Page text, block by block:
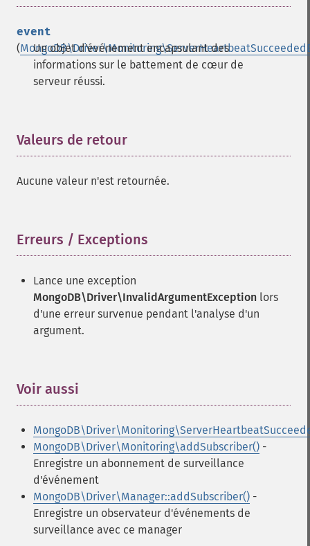
event
(
Un objet d'événement encapsulant des
informations sur le battement de cœur de
serveur réussi.
Valeurs de retour
Aucune valeur n'est retournée.
Erreurs / Exceptions
Lance une exception
MongoDB\Driver\InvalidArgumentException lors
d'une erreur survenue pendant l'analyse d'un
argument.
Voir aussi
MongoDB\Driver\Monitoring\addSubscriber() -
Enregistre un abonnement de surveillance
d'événement
MongoDB\Driver\Manager::addSubscriber() -
Enregistre un observateur d'événements de
surveillance avec ce manager